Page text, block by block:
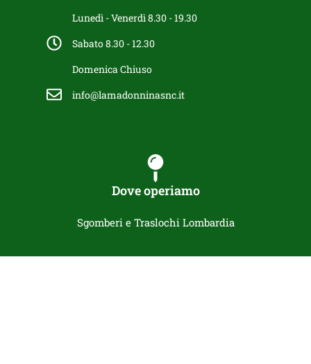
Lunedì - Venerdì 8.30 - 19.30
Sabato 8.30 - 12.30
Domenica Chiuso
info@lamadonninasnc.it
Dove operiamo
Sgomberi e Traslochi Lombardia